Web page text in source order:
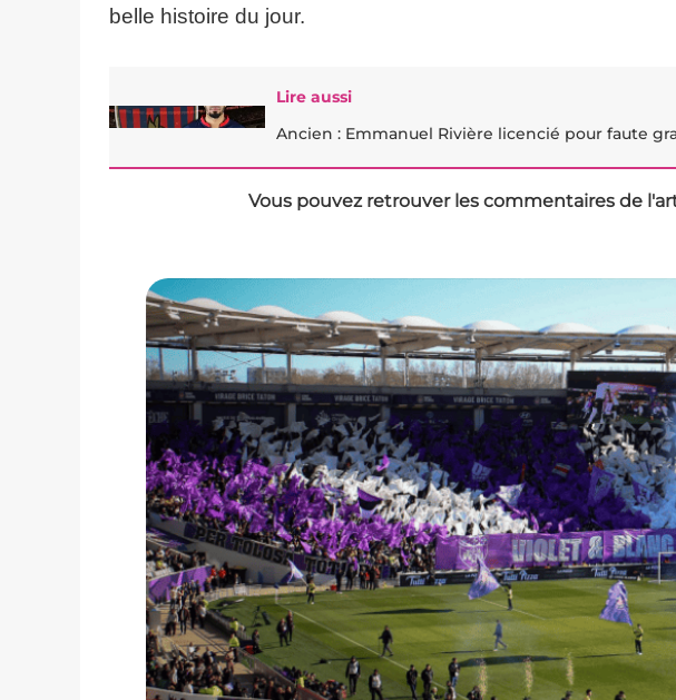
belle histoire du jour.
Lire aussi
Ancien : Emmanuel Rivière licencié pour faute
Vous pouvez retrouver les commentaires de